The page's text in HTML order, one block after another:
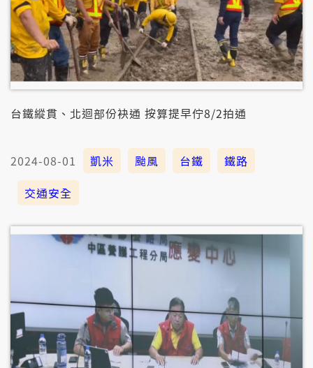
台鐵縱貫、北迴部份袂通 按算提早佇8/2拍通
2024-08-01 凱米 颱風 台鐵
鐵路
交通安全